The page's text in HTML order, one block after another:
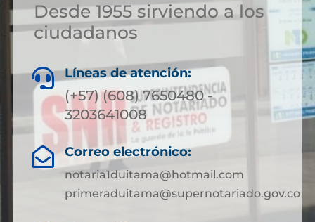
Desde 1955 sirviendo a los
ciudadanos
 Líneas de atención:
(+57) (608) 7650480 -
3203641008
 Correo electrónico:
notaria1duitama@hotmail.com
primeraduitama@supernotariado.gov.co